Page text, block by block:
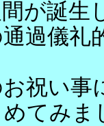
が誕
過儀礼
祝い事
てみま